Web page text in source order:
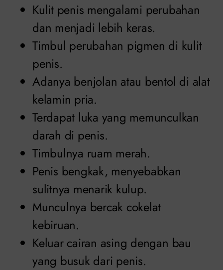
Kulit penis mengalami perubahan
dan menjadi lebih keras.
Timbul perubahan pigmen di kulit
penis.
Adanya benjolan atau bentol di alat
kelamin pria.
Terdapat luka yang memunculkan
darah di penis.
Timbulnya ruam merah.
Penis bengkak, menyebabkan
sulitnya menarik kulup.
Munculnya bercak cokelat
kebiruan.
Keluar cairan asing dengan bau
yang busuk dari penis.